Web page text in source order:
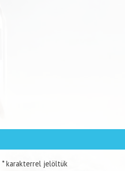
*karakterrel jelöltük